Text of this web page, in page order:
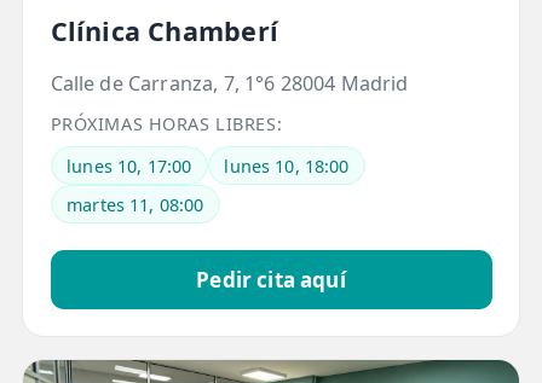
UBICACIONES
🔍 Buscador Clínicas
📍 Barrio del Pilar
📍 Chamberí - Centro
📍 Barrio Salamanca
📍 Carabanchel - Usera
Clínica Chamberí
Calle de Carranza, 7, 1°6 28004 Madrid
PRÓXIMAS HORAS LIBRES:
lunes 10, 17:00
lunes 10, 18:00
martes 11, 08:00
Pedir cita aquí